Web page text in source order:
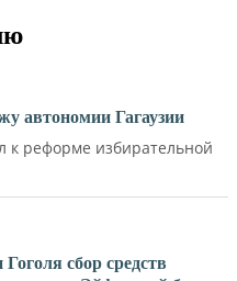
автономии Гагаузии
к реформе избирательной
сбор средств